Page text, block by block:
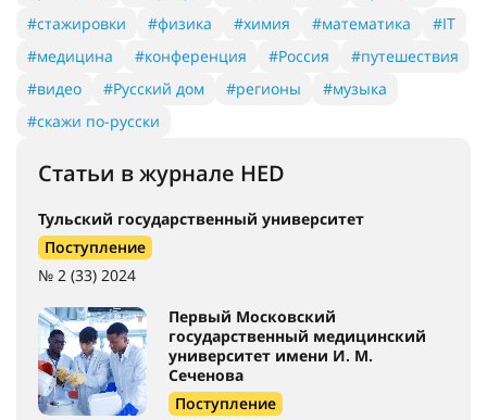
#стажировки
#физика #химия #математика
#IT
#медицина
#конференция #Россия
#путешествия
#видео
#Русский дом #регионы
#музыка
#скажи по-русски
Статьи в журнале HED
Тульский государственный университет
Поступление
№ 2 (33) 2024
Первый Московский
государственный медицинский
университет имени И. М.
Сеченова
Поступление